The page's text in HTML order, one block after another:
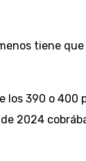
tiene
390 o 400
2024